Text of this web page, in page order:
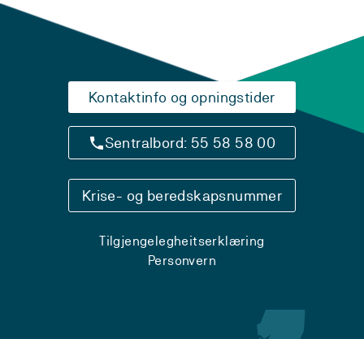
Kontaktinfo og opningstider
Sentralbord: 55 58 58 00
Krise- og beredskapsnummer
Tilgjengelegheitserklæring
Personvern